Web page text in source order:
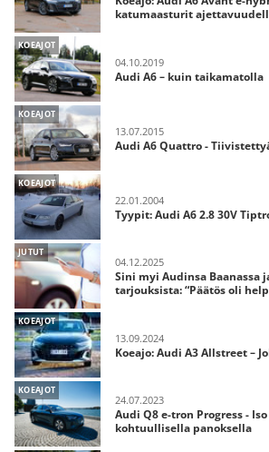
katumaasturit
KOEAJOT
04.10.2019
Audi A6 – kuin taikamatolla
KOEAJOT
13.07.2015
Audi A6 Quattro -
KOEAJOT
22.01.2004
Tyypit: Audi A6 2.8 30V
JUTUT
04.12.2025
Sini myi Audinsa Baanassa
tarjouksista: “Päätös oli
KOEAJOT
13.09.2024
Koeajo: Audi A3 Allstreet –
KOEAJOT
24.07.2023
Audi Q8 e-tron Progress -
kohtuullisella panoksella